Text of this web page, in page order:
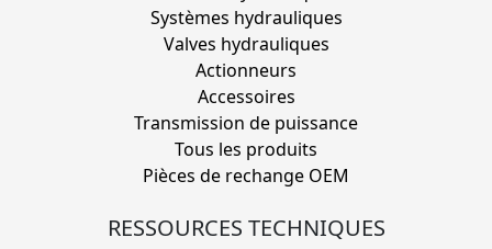
Systèmes hydrauliques
Valves hydrauliques
Actionneurs
Accessoires
Transmission de puissance
Tous les produits
Pièces de rechange OEM
RESSOURCES TECHNIQUES